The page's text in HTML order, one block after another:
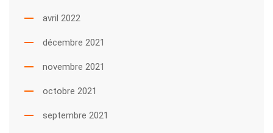
avril 2022
décembre 2021
novembre 2021
octobre 2021
septembre 2021